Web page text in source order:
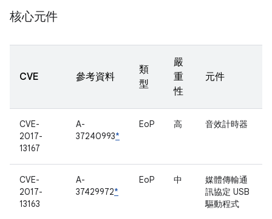
核心元件
CVE 參考資料
類
型
嚴
重
性
元件
CVE-
2017-
13167
A-
37240993*
EoP 高 音效計時器
CVE-
2017-
13163
A-
37429972*
EoP 中
媒體傳輸通
訊協定 USB
驅動程式